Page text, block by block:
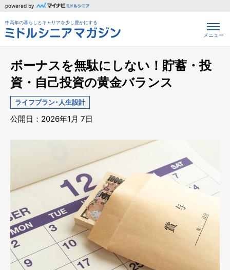
powered by
中高年の暮らしとキャリアを少し豊かにする
メニュー
ボーナスを無駄にしない！貯蓄・投
資・自己投資の黄金バランス
ライフプラン･人生設計
公開日：2026年1月 7日